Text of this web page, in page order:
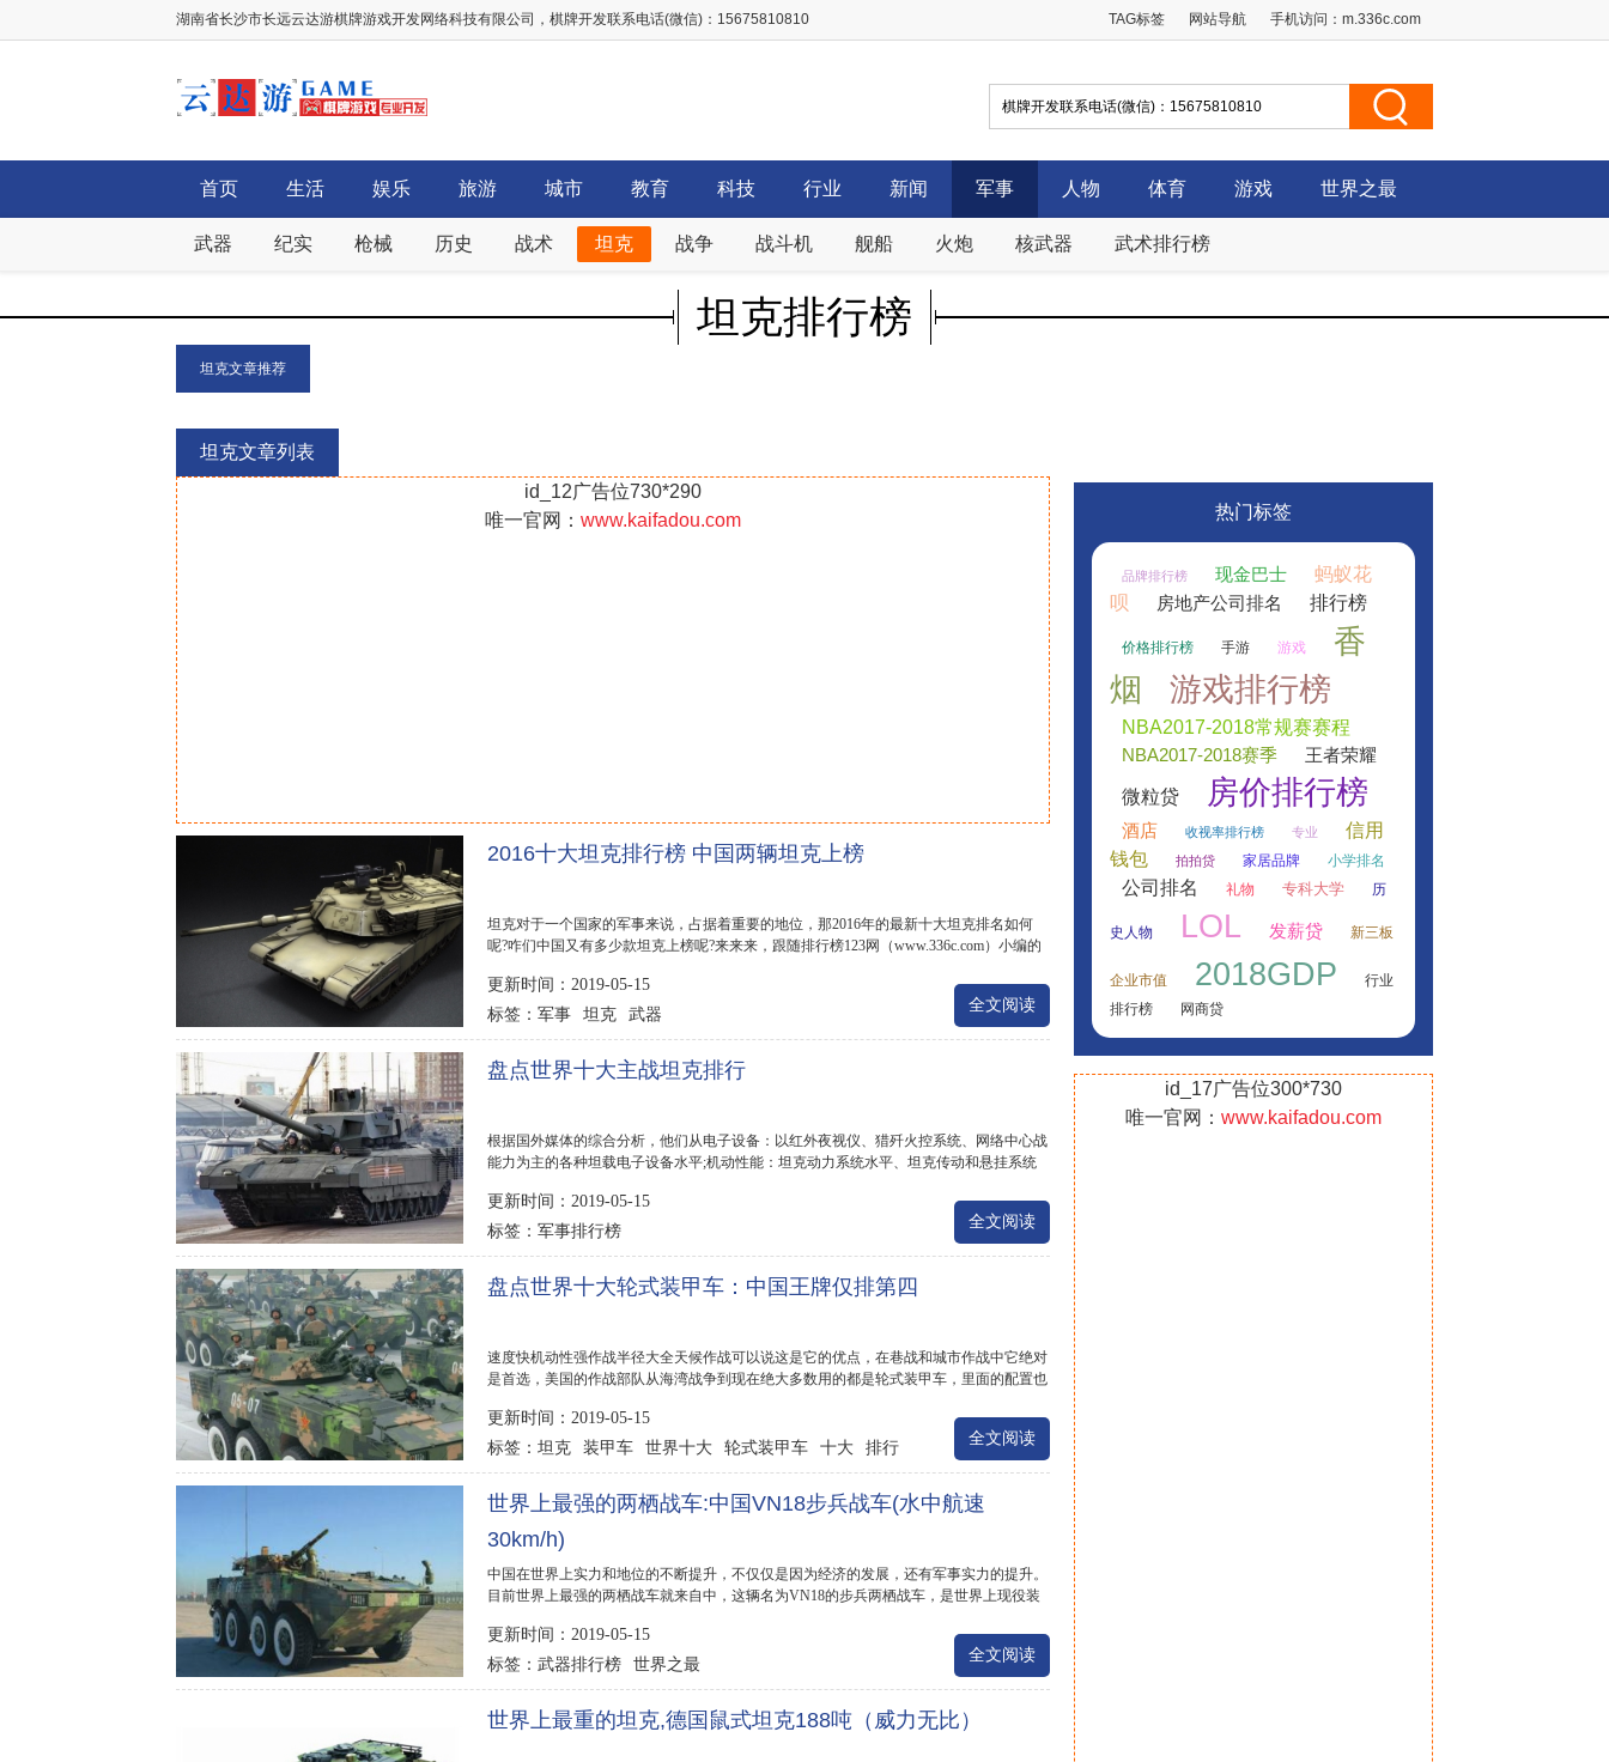
湖南省长沙市长远云达游棋牌游戏开发网络科技有限公司，棋牌开发联系电话(微信)：15675810810 TAG标签 网站导航 手机访问： m.336c.com
首页 生活 娱乐 旅游 城市 教育 科技 行业 新闻 军事 人物 体育 游戏 世界之最
武器 纪实 枪械 历史 战术 坦克 战争 战斗机 舰船 火炮 核武器 武术排行榜
坦克排行榜
坦克文章推荐
坦克文章列表
id_12广告位730*290
唯一官网： www.kaifadou.com
2016十大坦克排行榜 中国两辆坦克上榜
坦克对于一个国家的军事来说，占据着重要的地位，那2016年的最新十大坦克排名如何
呢?咋们中国又有多少款坦克上榜呢?来来来，跟随排行榜123网（www.336c.com）小编的
更新时间：2019-05-15
标签： 军事 坦克 武器 全文阅读
盘点世界十大主战坦克排行
根据国外媒体的综合分析，他们从电子设备：以红外夜视仪、猎歼火控系统、网络中心战
能力为主的各种坦载电子设备水平;机动性能：坦克动力系统水平、坦克传动和悬挂系统
更新时间：2019-05-15
标签： 军事排行榜 全文阅读
盘点世界十大轮式装甲车：中国王牌仅排第四
速度快机动性强作战半径大全天候作战可以说这是它的优点，在巷战和城市作战中它绝对
是首选，美国的作战部队从海湾战争到现在绝大多数用的都是轮式装甲车，里面的配置也
更新时间：2019-05-15
标签： 坦克 装甲车 世界十大 轮式装甲车 十大
排行
榜
全文阅读
世界上最强的两栖战车:中国VN18步兵战车(水中航速
30km/h)
中国在世界上实力和地位的不断提升，不仅仅是因为经济的发展，还有军事实力的提升。
目前世界上最强的两栖战车就来自中，这辆名为VN18的步兵两栖战车，是世界上现役装
更新时间：2019-05-15
标签： 武器排行榜 世界之最 全文阅读
世界上最重的坦克,德国鼠式坦克188吨（威力无比）
热门标签
品牌排行榜 现金巴士
蚂蚁花
呗
房地产公司排名 排行榜
价格排行榜 手游 游戏
香
烟
游戏排行榜
NBA2017-2018常规赛赛程
NBA2017-2018赛季 王者荣耀
微粒贷 房价排行榜
酒店 收视率排行榜 专业
信用
钱包
拍拍贷 家居品牌 小学排名
公司排名 礼物 专科大学 历
史人物 LOL 发薪贷 新三板
企业市值 2018GDP
行业
排行榜
网商贷
id_17广告位300*730
唯一官网： www.kaifadou.com